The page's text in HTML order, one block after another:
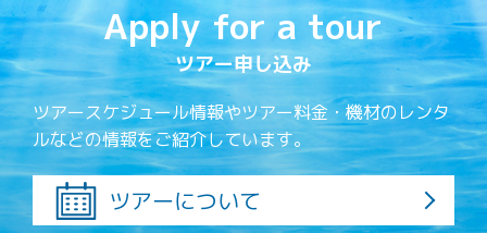
Apply for a tour
ツアー申し込み
ツアースケジュール情報やツアー料金・機材のレンタ
ルなどの情報をご紹介しています。
ツアーについて